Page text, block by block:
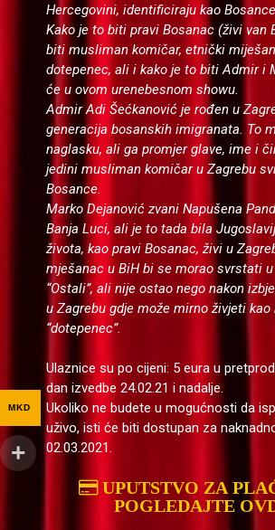
Hercegovini, identificiraju kao
Kako je to biti pravi Bosanac (živi van
biti musliman komičar, etnički
dotepenec, ali i kako je to biti Admir i
će u ovom urenebesnom showu.
Admir Adi Šećkanović je rođen u
generacija bosanskih imigranata. To
naglasku, ali ga promjer glave, ime i
jedini musliman komičar u Zagrebu
Bosance.
Marko Dejanović zvani Napušena
Banja Luci, ali je to tada bila
života, kao pravi Bosanac, živi u
mješanac u BiH bi se morao svrstati
“Ostali”, ali nije ostao nego nakon
u Zagrebu gdje može mirno živjeti kao
“dotepenec”.
Ulaznice su po cijeni: 5 eura u
dan izvedbe 24.02.21 i nadalje.
Ukoliko ne budete u mogućnosti da
uživo, isti će biti dostupan za
02.03.2021.
UPUTSTVO ZA
POGLEDAJTE
MKD